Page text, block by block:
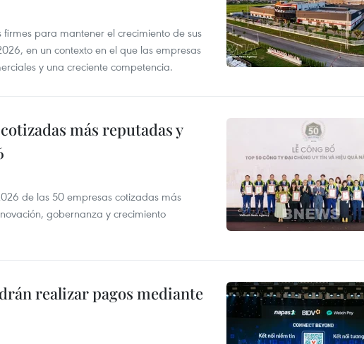
para mantener el crecimiento de sus
en un contexto en el que las empresas
y una creciente competencia.
más reputadas y
de las 50 empresas cotizadas más
gobernanza y crecimiento
realizar pagos mediante